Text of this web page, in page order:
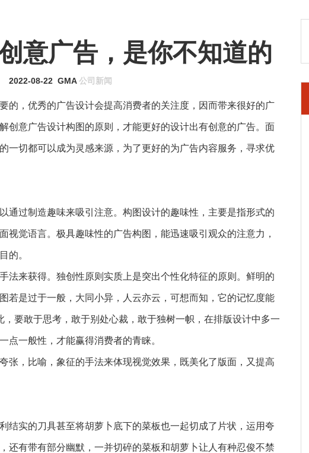
意广告，是你不知道的
2022-08-22 GMA 公司新闻
的，优秀的广告设计会提高消费者的关注度，因而带来很好的广
创意广告设计构图的原则，才能更好的设计出有创意的广告。面
一切都可以成为灵感来源，为了更好的为广告内容服务，寻求优
通过制造趣味来吸引注意。构图设计的趣味性，主要是指形式的
视觉语言。极具趣味性的广告构图，能迅速吸引观众的注意力，
的。
法来获得。独创性原则实质上是突出个性化特征的原则。鲜明的
若是过于一般，大同小异，人云亦云，可想而知，它的记忆度能
要敢于思考，敢于别处心裁，敢于独树一帜，在排版设计中多一
点一般性，才能赢得消费者的青睐。
张，比喻，象征的手法来体现视觉效果，既美化了版面，又提高
结实的刀具甚至将胡萝卜底下的菜板也一起切成了片状，运用夸
还有带有部分幽默，一并切碎的菜板和胡萝卜让人有种忍俊不禁